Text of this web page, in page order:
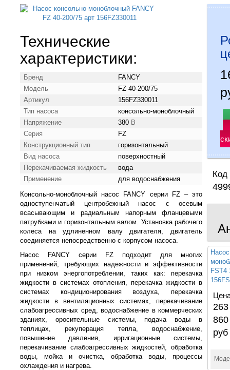
Технические
характеристики:
Бренд
FANCY
Модель
FZ 40-200/75
Артикул
156FZ330011
Тип насоса
консольно-моноблочный
Напряжение
380 В
Серия
FZ
Конструкционный тип
горизонтальный
Вид насоса
поверхностный
Перекачиваемая жидкость
вода
Применение
для водоснабжения
Консольно-моноблочный насос FANCY серии FZ – это
одноступенчатый центробежный насос с осевым
всасывающим и радиальным напорным фланцевыми
патрубками и горизонтальным валом. Установка рабочего
колеса на удлиненном валу двигателя, двигатель
соединяется непосредственно с корпусом насоса.
Насос FANCY серии FZ подходит для многих
применений, требующих надежности и эффективности
при низком энергопотреблении, таких как: перекачка
жидкости в системах отопления, перекачка жидкости в
системах кондиционирования воздуха, перекачка
жидкости в вентиляционных системах, перекачивание
слабоагрессивных сред, водоснабжение в коммерческих
зданиях, оросительные системы, подача воды в
теплицах, рекуперация тепла, водоснабжение,
повышение давления, ирригационные системы,
перекачивание слабоагрессивных жидкостей, обработка
воды, мойка и очистка, обработка воды, процессы
охлаждения и нагрева.
Код
FST4
263
860
руб